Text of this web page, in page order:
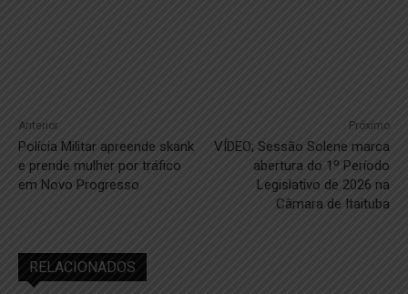
Anterior
Polícia Militar apreende skank
e prende mulher por tráfico
em Novo Progresso
Próximo
VÍDEO; Sessão Solene marca
abertura do 1º Período
Legislativo de 2026 na
Câmara de Itaituba
RELACIONADOS